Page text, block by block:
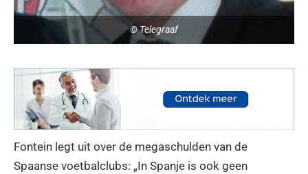
© Telegraaf
Fontein legt uit over de megaschulden van de
Spaanse voetbalclubs: „In Spanje is ook geen